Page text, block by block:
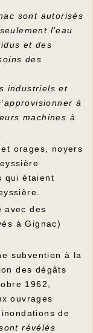
sont autorisés
l’eau
et des
des
industriels et
à
machines à
orages, noyers
qui étaient
avec des
à Gignac)
subvention à la
des dégâts
1962,
ouvrages
de
révélés